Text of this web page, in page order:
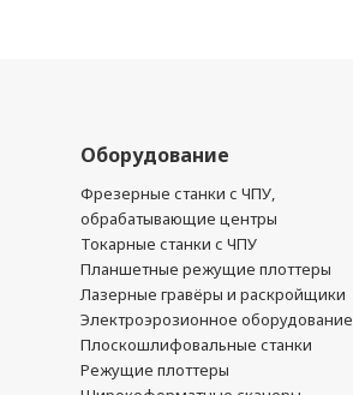
Оборудование
Фрезерные станки с ЧПУ,
обрабатывающие центры
Токарные станки с ЧПУ
Планшетные режущие плоттеры
Лазерные гравёры и раскройщики
Электроэрозионное оборудование
Плоскошлифовальные станки
Режущие плоттеры